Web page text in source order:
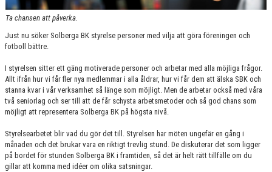
Ta chansen att påverka.
Just nu söker Solberga BK styrelse personer med vilja att göra föreningen och
fotboll bättre.
I styrelsen sitter ett gäng motiverade personer och arbetar med alla möjliga frågor.
Allt ifrån hur vi får fler nya medlemmar i alla åldrar, hur vi får dem att älska SBK och
stanna kvar i vår verksamhet så länge som möjligt. Men de arbetar också med våra
två seniorlag och ser till att de får schysta arbetsmetoder och så god chans som
möjligt att representera Solberga BK på högsta nivå.
Styrelsearbetet blir vad du gör det till. Styrelsen har möten ungefär en gång i
månaden och det brukar vara en riktigt trevlig stund. De diskuterar det som ligger
på bordet för stunden Solberga BK i framtiden, så det är helt rätt tillfälle om du
gillar att komma med idéer om olika satsningar.